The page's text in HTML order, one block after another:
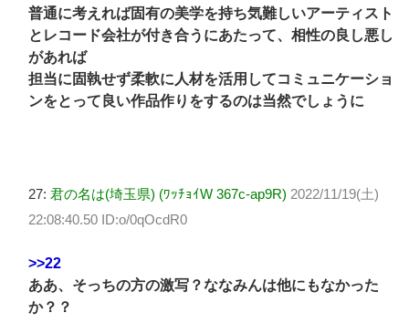
普通に考えれば固有の美学を持ち気難しいアーティスト
とレコード会社が付き合うにあたって、相性の良し悪し
があれば
担当に固執せず柔軟に人材を活用してコミュニケーショ
ンをとって良い作品作りをするのは当然でしょうに
27: 君の名は(埼玉県) (ﾜｯﾁｮｲW 367c-ap9R) 2022/11/19(土)
22:08:40.50 ID:o/0qOcdR0
>>22
ああ、そっちの方の激写？ななみんは他にもなかった
か？？